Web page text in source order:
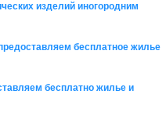
изделий иногородним
бесплатное жилье
бесплатно жилье и